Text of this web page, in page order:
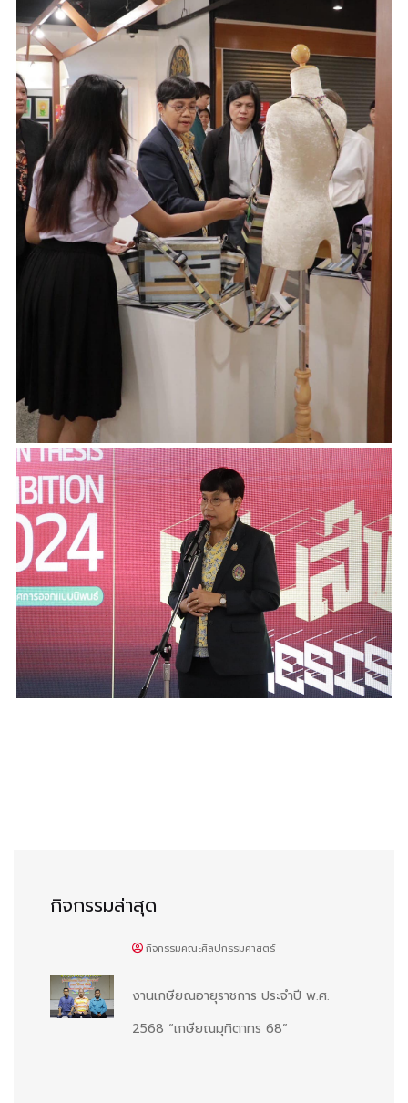
กิจกรรมล่าสุด
กิจกรรมคณะศิลปกรรมศาสตร์
งานเกษียณอายุราชการ ประจำปี พ.ศ.
2568 “เกษียณมุทิตาทร 68”